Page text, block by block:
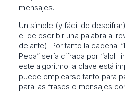
mensajes.
Un simple (y fácil de
el de escribir una palabra al
delante). Por tanto la cadena:
Pepa” sería cifrada por “aloH
este algoritmo la clave está
puede emplearse tanto para
para las frases o mensajes